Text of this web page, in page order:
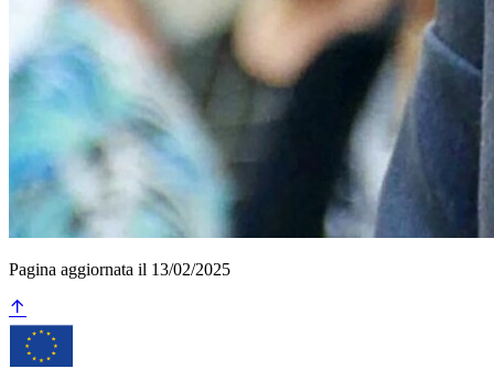
Pagina aggiornata il 13/02/2025